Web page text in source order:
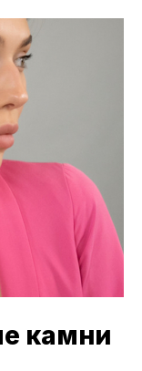
камни